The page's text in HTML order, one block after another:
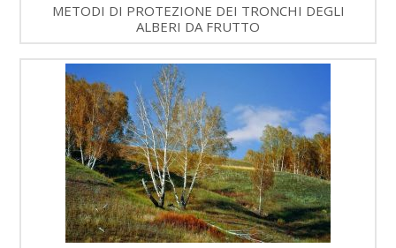
METODI DI PROTEZIONE DEI TRONCHI DEGLI
ALBERI DA FRUTTO